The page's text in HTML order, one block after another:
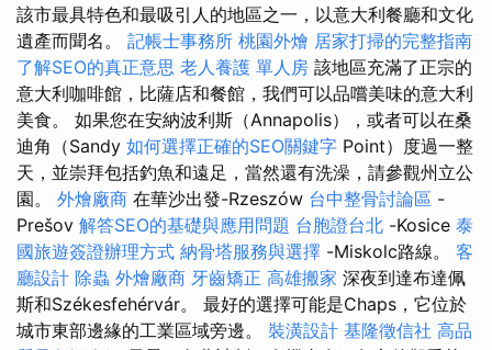
該市最具特色和最吸引人的地區之一，以意大利餐廳和文化
遺產而聞名。 記帳士事務所 桃園外燴 居家打掃的完整指南
了解SEO的真正意思 老人養護 單人房 該地區充滿了正宗的
意大利咖啡館，比薩店和餐館，我們可以品嚐美味的意大利
美食。 如果您在安納波利斯（Annapolis），或者可以在桑
迪角（Sandy 如何選擇正確的SEO關鍵字 Point）度過一整
天，並崇拜包括釣魚和遠足，當然還有洗澡，請參觀州立公
園。 外燴廠商 在華沙出發-Rzeszów 台中整骨討論區 -
Prešov 解答SEO的基礎與應用問題 台胞證台北 -Kosice 泰
國旅遊簽證辦理方式 納骨塔服務與選擇 -Miskolc路線。 客
廳設計 除蟲 外燴廠商 牙齒矯正 高雄搬家 深夜到達布達佩
斯和Székesfehérvár。 最好的選擇可能是Chaps，它位於
城市東部邊緣的工業區域旁邊。 裝潢設計 基隆徵信社 高品